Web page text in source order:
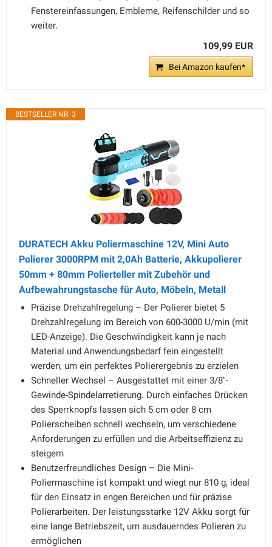
Fenstereinfassungen, Embleme, Reifenschilder und so
weiter.
109,99 EUR
Bei Amazon kaufen*
BESTSELLER NR. 3
DURATECH Akku Poliermaschine 12V, Mini Auto
Polierer 3000RPM mit 2,0Ah Batterie, Akkupolierer
50mm + 80mm Polierteller mit Zubehör und
Aufbewahrungstasche für Auto, Möbeln, Metall
Präzise Drehzahlregelung – Der Polierer bietet 5
Drehzahlregelung im Bereich von 600-3000 U/min (mit
LED-Anzeige). Die Geschwindigkeit kann je nach
Material und Anwendungsbedarf fein eingestellt
werden, um ein perfektes Polierergebnis zu erzielen
Schneller Wechsel – Ausgestattet mit einer 3/8"-
Gewinde-Spindelarretierung. Durch einfaches Drücken
des Sperrknopfs lassen sich 5 cm oder 8 cm
Polierscheiben schnell wechseln, um verschiedene
Anforderungen zu erfüllen und die Arbeitseffizienz zu
steigern
Benutzerfreundliches Design – Die Mini-
Poliermaschine ist kompakt und wiegt nur 810 g, ideal
für den Einsatz in engen Bereichen und für präzise
Polierarbeiten. Der leistungsstarke 12V Akku sorgt für
eine lange Betriebszeit, um ausdauerndes Polieren zu
ermöglichen